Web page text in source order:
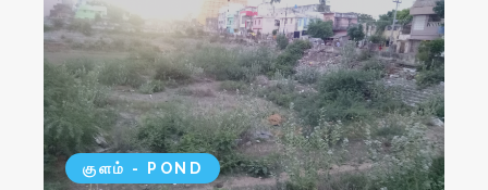
குளம் - POND